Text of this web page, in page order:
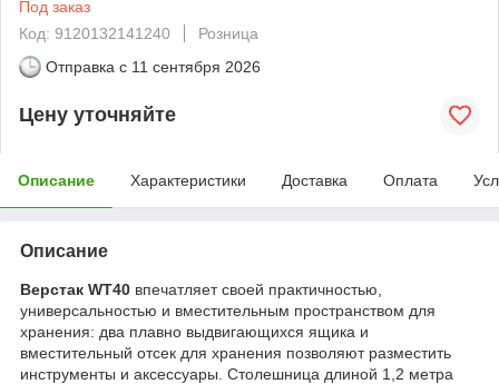
Под заказ
Код: 9120132141240
Розница
Отправка с 11 сентября 2026
Цену уточняйте
Описание Характеристики Доставка Оплата
Описание
Верстак WT40 впечатляет своей практичностью,
универсальностью и вместительным пространством для
хранения: два плавно выдвигающихся ящика и
вместительный отсек для хранения позволяют разместить
инструменты и аксессуары. Столешница длиной 1,2 метра